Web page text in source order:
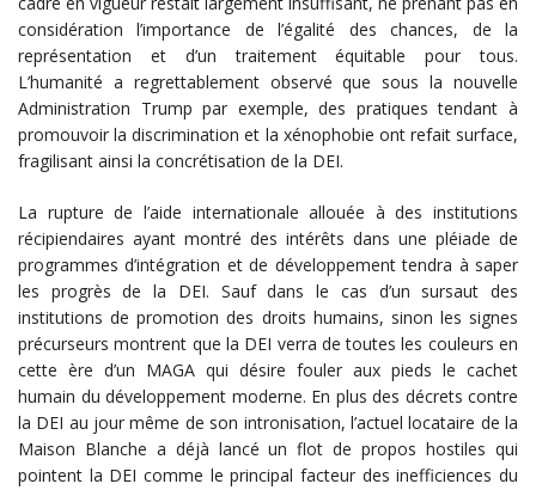
considération l’importance de l’égalité des chances, de la
représentation et d’un traitement équitable pour tous.
L’humanité a regrettablement observé que sous la nouvelle
Administration Trump par exemple, des pratiques tendant à
promouvoir la discrimination et la xénophobie ont refait surface,
fragilisant ainsi la concrétisation de la DEI.
La rupture de l’aide internationale allouée à des institutions
récipiendaires ayant montré des intérêts dans une pléiade de
programmes d’intégration et de développement tendra à saper
les progrès de la DEI. Sauf dans le cas d’un sursaut des
institutions de promotion des droits humains, sinon les signes
précurseurs montrent que la DEI verra de toutes les couleurs en
cette ère d’un MAGA qui désire fouler aux pieds le cachet
humain du développement moderne. En plus des décrets contre
la DEI au jour même de son intronisation, l’actuel locataire de la
Maison Blanche a déjà lancé un flot de propos hostiles qui
pointent la DEI comme le principal facteur des inefficiences du